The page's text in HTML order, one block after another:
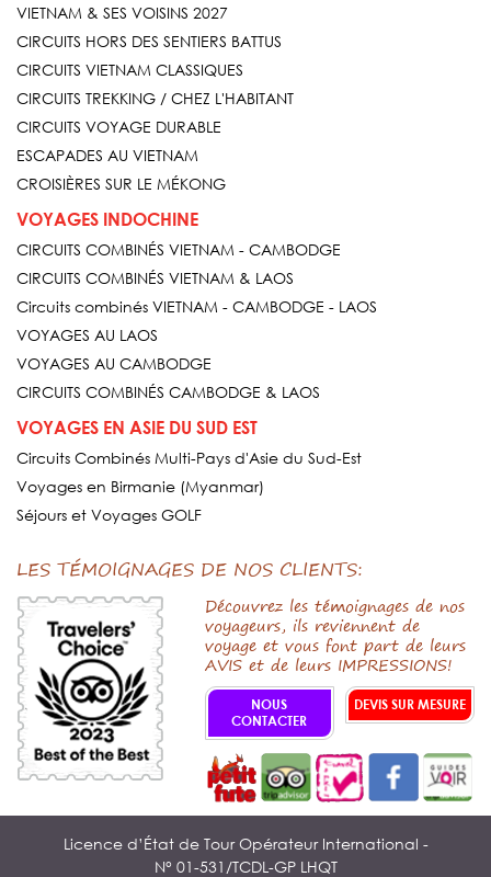
VIETNAM & SES VOISINS 2027
CIRCUITS HORS DES SENTIERS BATTUS
CIRCUITS VIETNAM CLASSIQUES
CIRCUITS TREKKING / CHEZ L'HABITANT
CIRCUITS VOYAGE DURABLE
ESCAPADES AU VIETNAM
CROISIÈRES SUR LE MÉKONG
VOYAGES INDOCHINE
CIRCUITS COMBINÉS VIETNAM - CAMBODGE
CIRCUITS COMBINÉS VIETNAM & LAOS
Circuits combinés VIETNAM - CAMBODGE - LAOS
VOYAGES AU LAOS
VOYAGES AU CAMBODGE
CIRCUITS COMBINÉS CAMBODGE & LAOS
VOYAGES EN ASIE DU SUD EST
Circuits Combinés Multi-Pays d'Asie du Sud-Est
Voyages en Birmanie (Myanmar)
Séjours et Voyages GOLF
LES TÉMOIGNAGES DE NOS CLIENTS:
Découvrez les témoignages de nos
voyageurs, ils reviennent de
voyage et vous font part de leurs
AVIS et de leurs IMPRESSIONS!
NOUS
CONTACTER
DEVIS SUR MESURE
Licence d’État de Tour Opérateur International -
N° 01-531/TCDL-GP LHQT